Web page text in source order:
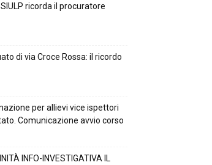
ricorda il procuratore
di via Croce Rossa: il ricordo
per allievi vice ispettori
Comunicazione avvio corso
INFO-INVESTIGATIVA IL